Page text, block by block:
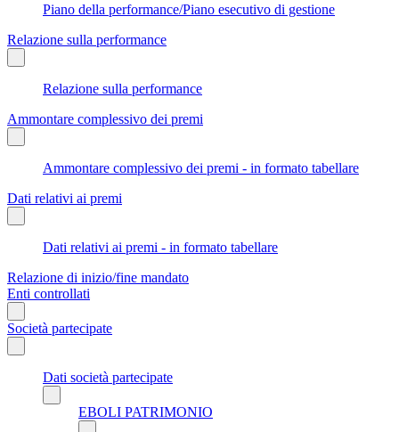
Piano della performance/Piano esecutivo di gestione
Relazione sulla performance
Relazione sulla performance
Ammontare complessivo dei premi
Ammontare complessivo dei premi - in formato tabellare
Dati relativi ai premi
Dati relativi ai premi - in formato tabellare
Relazione di inizio/fine mandato
Enti controllati
Società partecipate
Dati società partecipate
EBOLI PATRIMONIO